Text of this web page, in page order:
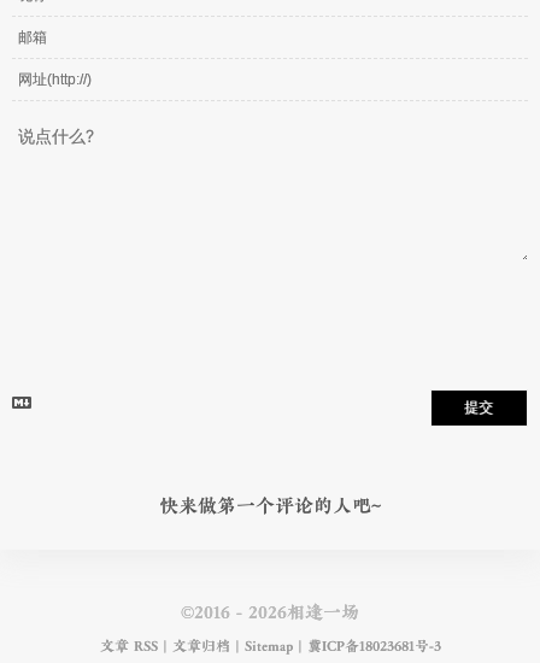
提交
快来做第一个评论的人吧~
©2016 - 2026相逢一场
文章 RSS| 文章归档 Sitemap| 冀ICP备18023681号-3